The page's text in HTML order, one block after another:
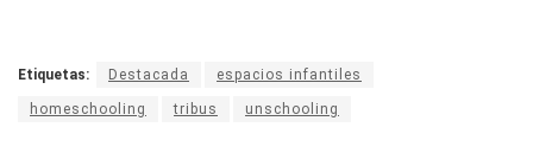
Etiquetas: Destacada espacios infantiles
homeschooling tribus unschooling